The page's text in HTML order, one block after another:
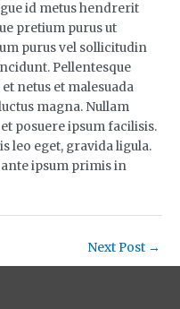
id metus hendrerit
pretium purus ut
purus vel sollicitudin
Pellentesque
netus et malesuada
magna. Nullam
posuere ipsum facilisis.
leo eget, gravida ligula.
ipsum primis in
Next Post →